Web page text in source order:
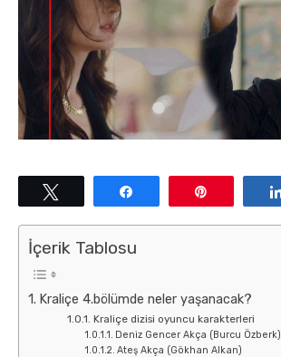
İçerik Tablosu
Kraliçe 4.bölümde neler yaşanacak?
Kraliçe dizisi oyuncu karakterleri
Deniz Gencer Akça (Burcu Özberk)
Ateş Akça (Gökhan Alkan)